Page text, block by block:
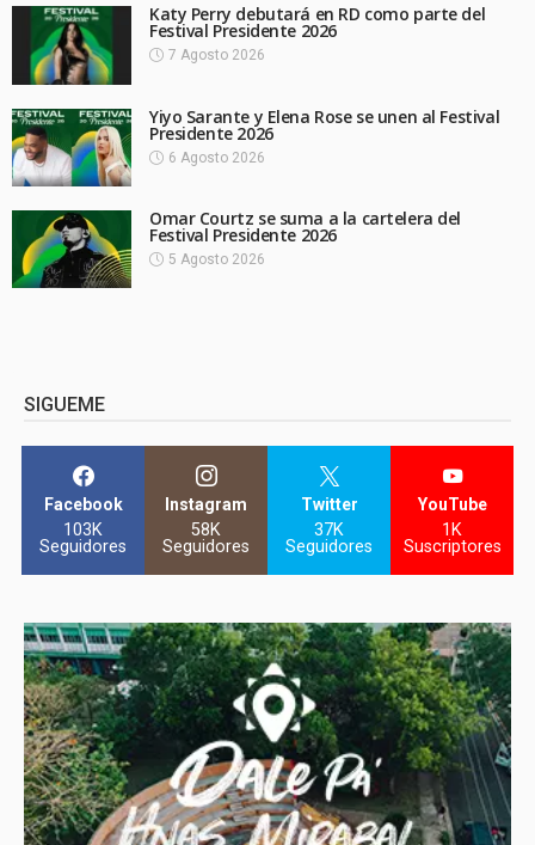
Katy Perry debutará en RD como parte del
Festival Presidente 2026
7 Agosto 2026
Yiyo Sarante y Elena Rose se unen al Festival
Presidente 2026
6 Agosto 2026
Omar Courtz se suma a la cartelera del
Festival Presidente 2026
5 Agosto 2026
SIGUEME
Facebook
103K
Seguidores
Instagram
58K
Seguidores
Twitter
37K
Seguidores
YouTube
1K
Suscriptores